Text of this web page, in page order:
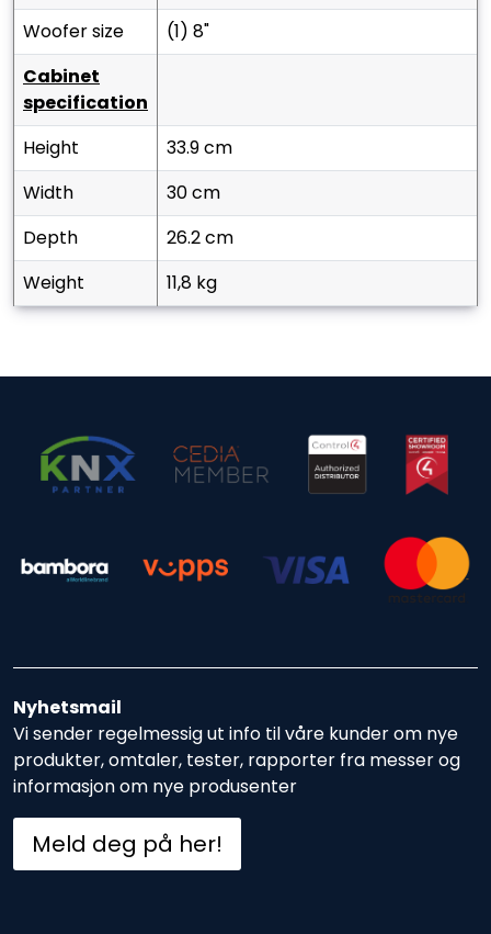
woofer size
(1) 8"
cabinet
specification
height
33.9 cm
width
30 cm
depth
26.2 cm
weight
11,8 kg
Nyhetsmail
Vi sender regelmessig ut info til våre kunder om nye
produkter, omtaler, tester, rapporter fra messer og
informasjon om nye produsenter
Meld deg på her!